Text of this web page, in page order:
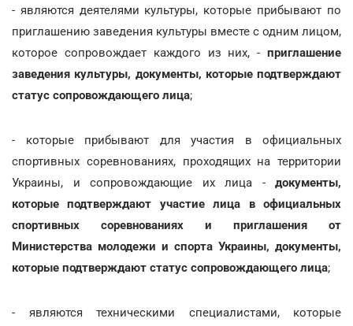
- являются деятелями культуры, которые прибывают по
приглашению заведения культуры вместе с одним лицом,
которое сопровождает каждого из них, - приглашение
заведения культуры, документы, которые подтверждают
статус сопровождающего лица;
- которые прибывают для участия в официальных
спортивных соревнованиях, проходящих на территории
Украины, и сопровождающие их лица - документы,
которые подтверждают участие лица в официальных
спортивных соревнованиях и приглашения от
Министерства молодежи и спорта Украины, документы,
которые подтверждают статус сопровождающего лица;
- являются техническими специалистами, которые